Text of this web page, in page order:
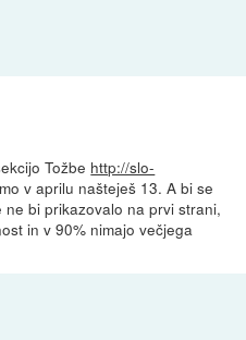
Tožbe http://slo-
v aprilu našteješ 13. A bi se
bi prikazovalo na prvi strani,
in v 90% nimajo večjega